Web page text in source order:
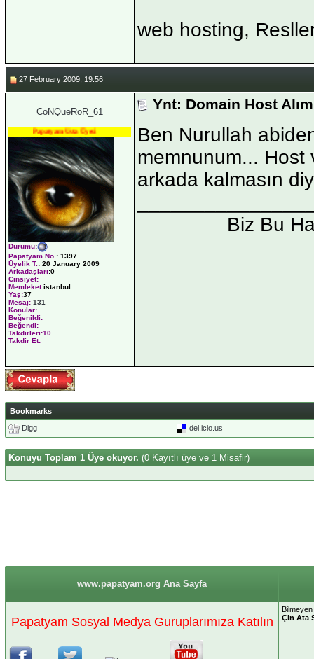
web hosting,
27 February 2009, 19:56
CoNQueRoR_61
Papatyam Usta Üyesi
Durumu:
Papatyam No : 1397
Üyelik T.: 20 January 2009
Arkadaşları:0
Cinsiyet:
Memleket:istanbul
Yaş:37
Mesaj: 131
Konular:
Beğenildi:
Beğendi:
Takdirleri:10
Takdir Et:
Ynt: Domain Host
Ben Nurullah
memnunum... Host
arkada kalmasın
Biz Bu
Bookmarks
Digg
del.icio.us
Konuyu Toplam 1 Üye okuyor. (0 Kayıtlı üye ve 1 Misafir)
www.papatyam.org Ana Sayfa
Papatyam Sosyal Medya Guruplarımıza Katılın
Çin Ata